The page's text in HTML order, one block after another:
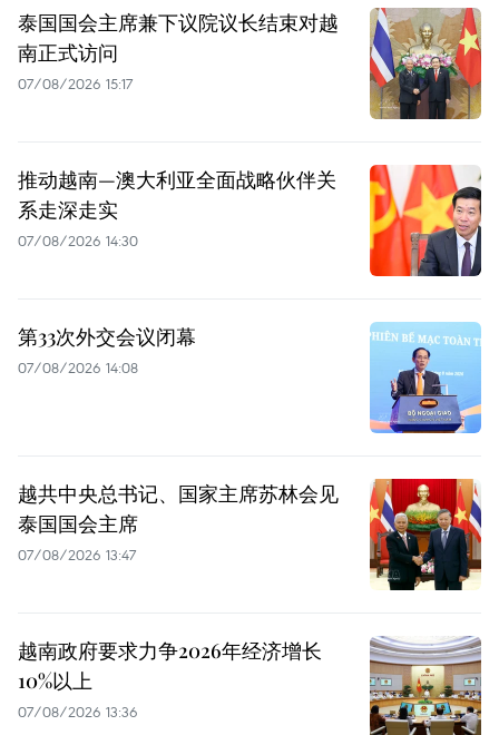
泰国国会主席兼下议院议长结束对越
南正式访问
07/08/2026 15:17
推动越南—澳大利亚全面战略伙伴关
系走深走实
07/08/2026 14:30
第33次外交会议闭幕
07/08/2026 14:08
越共中央总书记、国家主席苏林会见
泰国国会主席
07/08/2026 13:47
越南政府要求力争2026年经济增长
10%以上
07/08/2026 13:36